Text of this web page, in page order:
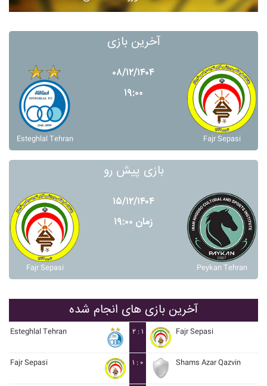
آخرین بازی
Esteghlal Tehran
۰۸/۱۲/۱۴۰۴
۱۹:۰۰
Fajr Sepasi
بازی پیش رو
Fajr Sepasi
۱۵/۱۲/۱۴۰۴
زمان ۱۹:۰۰
Peykan Tehran
آخرین بازی های انجام شده
Esteghlal Tehran ۲ : ۱ Fajr Sepasi
Fajr Sepasi ۱ : ۰ Shams Azar Qazvin